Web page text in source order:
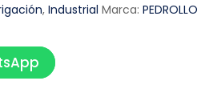
,Industrial Marca: PEDROLLO